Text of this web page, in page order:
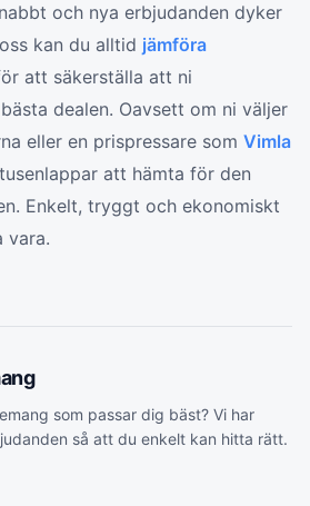
och nya erbjudanden dyker
kan du alltid jämföra
att säkerställa att ni
dealen. Oavsett om ni väljer
eller en prispressare som Vimla
att hämta för den
Enkelt, tryggt och ekonomiskt
vara.
som passar dig bäst? Vi har
så att du enkelt kan hitta rätt.